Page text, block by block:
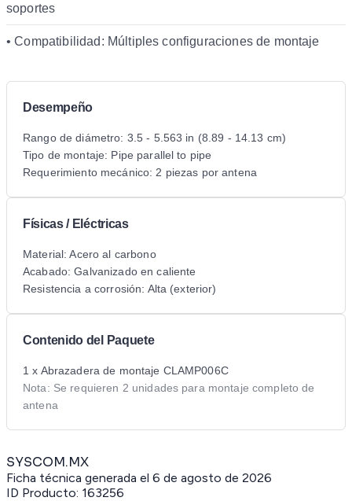
soportes
• Compatibilidad: Múltiples configuraciones de montaje
Desempeño
Rango de diámetro: 3.5 - 5.563 in (8.89 - 14.13 cm)
Tipo de montaje: Pipe parallel to pipe
Requerimiento mecánico: 2 piezas por antena
Físicas / Eléctricas
Material: Acero al carbono
Acabado: Galvanizado en caliente
Resistencia a corrosión: Alta (exterior)
Contenido del Paquete
1 x Abrazadera de montaje CLAMP006C
Nota: Se requieren 2 unidades para montaje completo de
antena
SYSCOM.MX
Ficha técnica generada el 6 de agosto de 2026
ID Producto: 163256